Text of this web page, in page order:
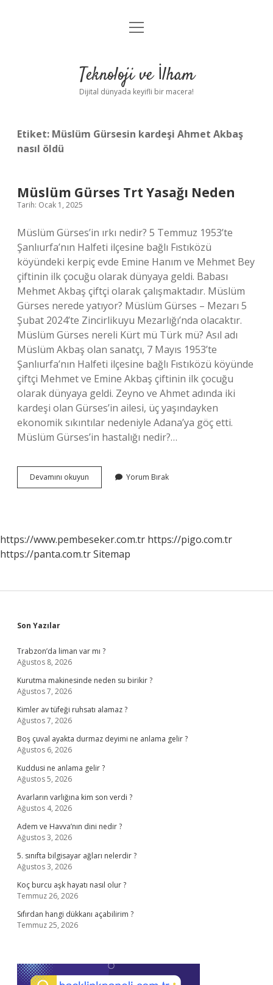
Anasayfa
Yasal Uyarı
menüyü
Teknoloji ve İlham
Dijital dünyada keyifli bir macera!
Etiket: Müslüm Gürsesin kardeşi Ahmet Akbaş
nasıl öldü
Müslüm Gürses Trt Yasağı Neden
Tarih: Ocak 1, 2025
Müslüm Gürses’in ırkı nedir? 5 Temmuz 1953’te
Şanlıurfa’nın Halfeti ilçesine bağlı Fıstıközü
köyündeki kerpiç evde Emine Hanım ve Mehmet Bey
çiftinin ilk çocuğu olarak dünyaya geldi. Babası
Mehmet Akbaş çiftçi olarak çalışmaktadır. Müslüm
Gürses nerede yatıyor? Müslüm Gürses – Mezarı 5
Şubat 2024’te Zincirlikuyu Mezarlığı’nda olacaktır.
Müslüm Gürses nereli Kürt mü Türk mü? Asıl adı
Müslüm Akbaş olan sanatçı, 7 Mayıs 1953’te
Şanlıurfa’nın Halfeti ilçesine bağlı Fıstıközü köyünde
çiftçi Mehmet ve Emine Akbaş çiftinin ilk çocuğu
olarak dünyaya geldi. Zeyno ve Ahmet adında iki
kardeşi olan Gürses’in ailesi, üç yaşındayken
ekonomik sıkıntılar nedeniyle Adana’ya göç etti.
Müslüm Gürses’in hastalığı nedir?…
Devamını okuyun
Gürses
Yorum Bırak
https://www.pembeseker.com.tr https://pigo.com.tr
https://panta.com.trSitemap
Sidebar
Son Yazılar
Trabzon’da liman var mı ?
Ağustos 8, 2026
Kurutma makinesinde neden su birikir ?
Ağustos 7, 2026
Kimler av tüfeği ruhsatı alamaz ?
Ağustos 7, 2026
Boş çuval ayakta durmaz deyimi ne anlama gelir ?
Ağustos 6, 2026
Kuddusi ne anlama gelir ?
Ağustos 5, 2026
Avarların varlığına kim son verdi ?
Ağustos 4, 2026
Adem ve Havva’nın dini nedir ?
Ağustos 3, 2026
5. sınıfta bilgisayar ağları nelerdir ?
Ağustos 3, 2026
Koç burcu aşk hayatı nasıl olur ?
Temmuz 26, 2026
Sıfırdan hangi dükkanı açabilirim ?
Temmuz 25, 2026